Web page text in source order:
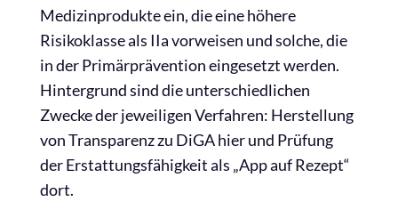
Medizinprodukte ein, die eine höhere
Risikoklasse als IIa vorweisen und solche, die
in der Primärprävention eingesetzt werden.
Hintergrund sind die unterschiedlichen
Zwecke der jeweiligen Verfahren: Herstellung
von Transparenz zu DiGA hier und Prüfung
der Erstattungsfähigkeit als „App auf Rezept“
dort.